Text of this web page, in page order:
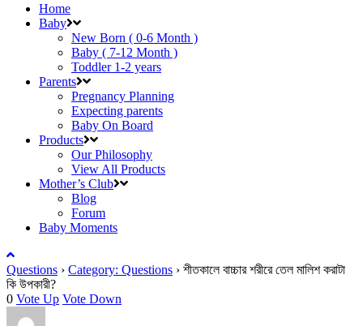
Home
Baby
New Born ( 0-6 Month )
Baby ( 7-12 Month )
Toddler 1-2 years
Parents
Pregnancy Planning
Expecting parents
Baby On Board
Products
Our Philosophy
View All Products
Mother’s Club
Blog
Forum
Baby Moments
Questions › Category: Questions › শীতকালে বাচ্চার শরীরে তেল মালিশ করাটা
কি উপকারী?
0 Vote Up Vote Down